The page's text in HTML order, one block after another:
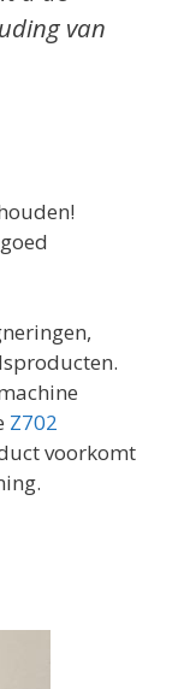
van
Z702
voorkomt